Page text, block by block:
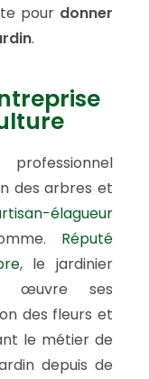
pour donner
.
des arbres et
élagueur
Réputé
, le jardinier
œuvre ses
des fleurs et
le métier de
depuis de